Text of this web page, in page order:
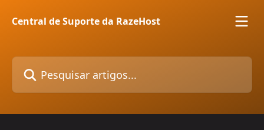
Central de Suporte da RazeHost
Pesquisar artigos...